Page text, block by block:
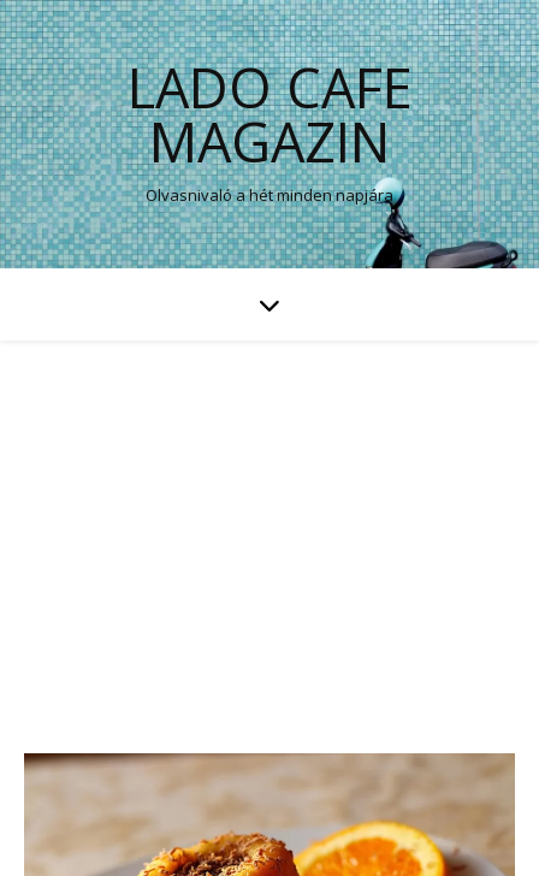
LADO CAFE
MAGAZIN
Olvasnivaló a hét minden napjára